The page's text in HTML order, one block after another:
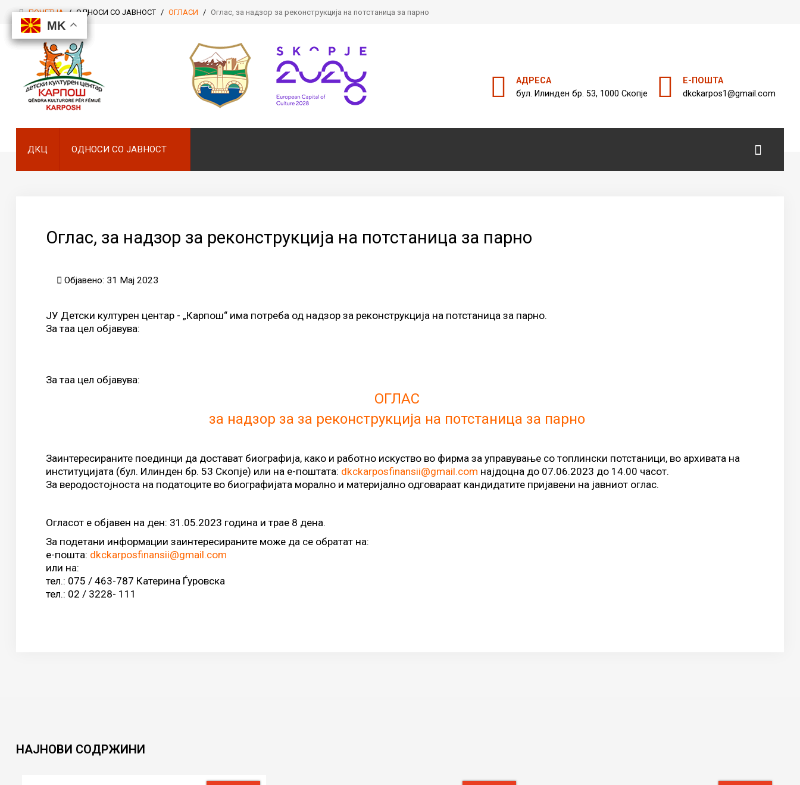
MK
MK
ОДНОСИ СО ЈАВНОСТ
ПОЧЕТНА / ОДНОСИ СО ЈАВНОСТ / ОГЛАСИ / Оглас, за надзор за реконструкција на потстаница за парно
MK
MK
АДРЕСА
бул. Илинден бр. 53, 1000 Скопје
Е-ПОШТА
dkckarpos1@gmail.com
ДКЦ ОДНОСИ СО ЈАВНОСТ
Пребарајтена нашата веб страна
Оглас, за надзор за реконструкција на потстаница за парно
Објавено: 31 Мај 2023
ЈУ Детски културен центар - „Карпош“ има потреба од надзор за реконструкција на потстаница за парно.
За таа цел објавува:
За таа цел објавува:
ОГЛАС
за надзор за за реконструкција на потстаница за парно
Заинтересираните поединци да достават биографија, како и работно искуство во фирма за управување со топлински потстаници, во архивата на
институцијата (бул. Илинден бр. 53 Скопје) или на е-поштата: dkckarposfinansii@gmail.com најдоцна до 07.06.2023 до 14.00 часот.
За веродостојноста на податоците во биографијата морално и мaтеријално одговараат кандидатите пријавени на јавниот оглас.
Огласот е објавен на ден: 31.05.2023 година и трае 8 дена.
За подетани информации заинтересираните може да се обратат на:
е-пошта: dkckarposfinansii@gmail.com
или на:
тел.: 075 / 463-787 Катерина Ѓуровска
тел.: 02 / 3228- 111
НАЈНОВИ СОДРЖИНИ